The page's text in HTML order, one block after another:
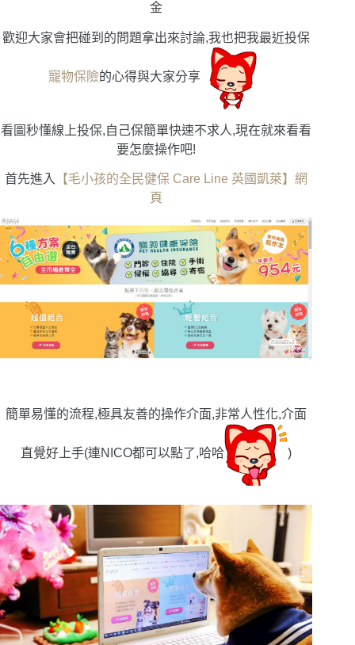
金
歡迎大家會把碰到的問題拿出來討論,我也把我最近投保
寵物保險的心得與大家分享
看圖秒懂線上投保,自己保簡單快速不求人,現在就來看看
要怎麼操作吧!
首先進入 【毛小孩的全民健保 Care Line 英國凱萊】網
頁
簡單易懂的流程,極具友善的操作介面,非常人性化,介面
直覺好上手(連NICO都可以點了,哈哈 )